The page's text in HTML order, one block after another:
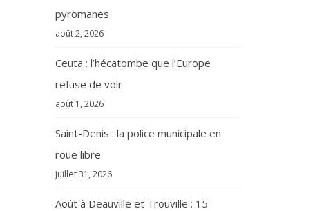
pyromanes
août 2, 2026
Ceuta : l’hécatombe que l’Europe
refuse de voir
août 1, 2026
Saint-Denis : la police municipale en
roue libre
juillet 31, 2026
Août à Deauville et Trouville : 15